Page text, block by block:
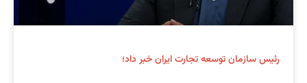
رئیس سازمان توسعه تجارت ایران خبر داد؛